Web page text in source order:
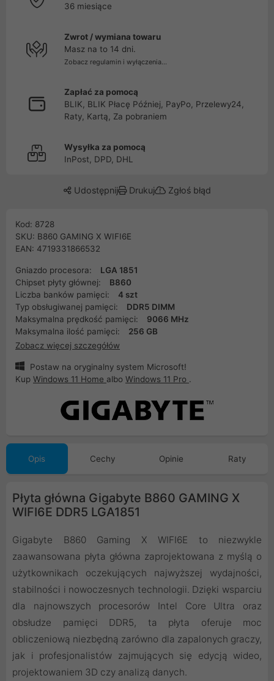
36 miesiące
Zwrot / wymiana towaru
Masz na to 14 dni.
Zobacz regulamin i wyłączenia...
Zapłać za pomocą
BLIK, BLIK Płacę Później, PayPo, Przelewy24,
Raty, Kartą, Za pobraniem
Wysyłka za pomocą
InPost, DPD, DHL
Udostępnij Drukuj Zgłoś błąd
Kod: 8728
SKU: B860 GAMING X WIFI6E
EAN: 4719331866532
Gniazdo procesora:
LGA 1851
Chipset płyty głównej:
B860
Liczba banków pamięci:
4 szt
Typ obsługiwanej pamięci:
DDR5 DIMM
Maksymalna prędkość pamięci:
9066 MHz
Maksymalna ilość pamięci:
256 GB
Zobacz więcej szczegółów
Postaw na oryginalny system Microsoft!
Kup Windows 11 Home albo Windows 11 Pro .
Opis Cechy Opinie Raty
Płyta główna Gigabyte B860 GAMING X
WIFI6E DDR5 LGA1851
Gigabyte B860 Gaming X WIFI6E to niezwykle
zaawansowana płyta główna zaprojektowana z myślą o
użytkownikach oczekujących najwyższej wydajności,
stabilności i nowoczesnych technologii. Dzięki wsparciu
dla najnowszych procesorów Intel Core Ultra oraz
obsłudze pamięci DDR5, ta płyta oferuje moc
obliczeniową niezbędną zarówno dla zapalonych graczy,
jak i profesjonalistów zajmujących się edycją wideo,
projektowaniem 3D czy analizą danych.